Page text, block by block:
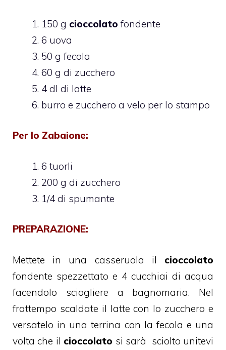
150 g cioccolato fondente
6 uova
50 g fecola
60 g di zucchero
4 dl di latte
burro e zucchero a velo per lo stampo
Per lo Zabaione:
6 tuorli
200 g di zucchero
1/4 di spumante
PREPARAZIONE:
Mettete in una casseruola il cioccolato
fondente spezzettato e 4 cucchiai di acqua
facendolo sciogliere a bagnomaria. Nel
frattempo scaldate il latte con lo zucchero e
versatelo in una terrina con la fecola e una
volta che il cioccolato si sarà sciolto unitevi